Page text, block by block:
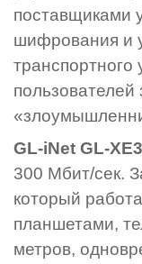
поставщиками
шифрования и
GL-iNet GL-
300 Мбит/сек.
который
планшетами,
метров,